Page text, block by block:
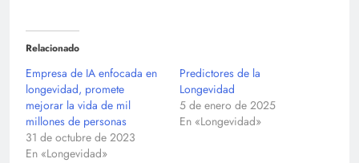
Relacionado
Empresa de IA enfocada en
longevidad, promete
mejorar la vida de mil
millones de personas
31 de octubre de 2023
En «Longevidad»
Predictores de la
Longevidad
5 de enero de 2025
En «Longevidad»